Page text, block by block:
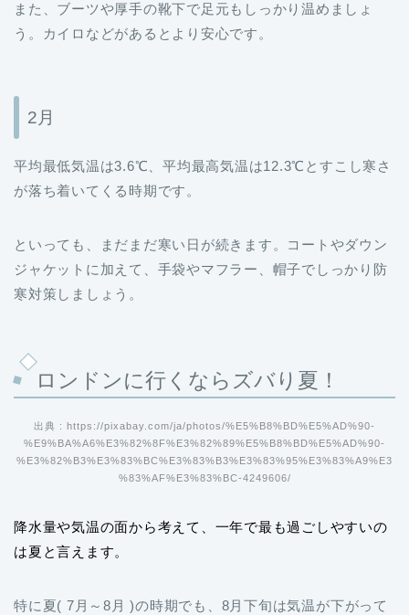
また、ブーツや厚手の靴下で足元もしっかり温めましょ
う。カイロなどがあるとより安心です。
2月
平均最低気温は3.6℃、平均最高気温は12.3℃とすこし寒さ
が落ち着いてくる時期です。
といっても、まだまだ寒い日が続きます。コートやダウン
ジャケットに加えて、手袋やマフラー、帽子でしっかり防
寒対策しましょう。
ロンドンに行くならズバり夏！
出典 : https://pixabay.com/ja/photos/%E5%B8%BD%E5%AD%90-
%E9%BA%A6%E3%82%8F%E3%82%89%E5%B8%BD%E5%AD%90-
%E3%82%B3%E3%83%BC%E3%83%B3%E3%83%95%E3%83%A9%E3
%83%AF%E3%83%BC-4249606/
降水量や気温の面から考えて、一年で最も過ごしやすいの
は夏と言えます。
特に夏( 7月～8月 )の時期でも、8月下旬は気温が下がって